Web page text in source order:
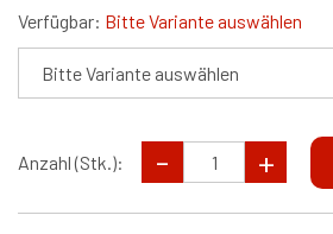
Verfügbar: Bitte Variante auswählen
Anzahl (Stk.):